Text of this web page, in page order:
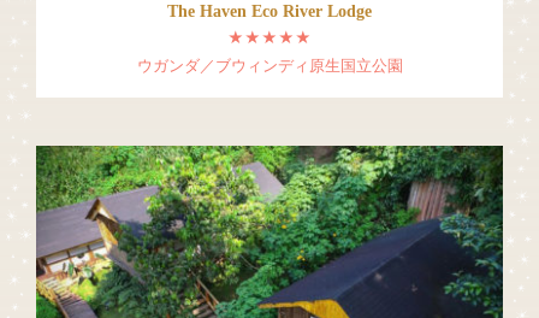
The Haven Eco River Lodge
★★★★★
ウガンダ／ブウィンディ原生国立公園